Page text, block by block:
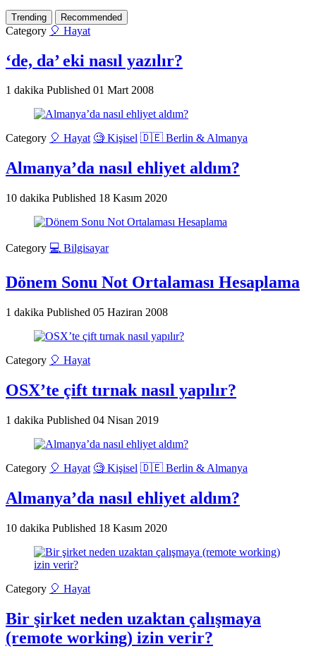
Trending Recommended
Category 🎈 Hayat
‘de, da’ eki nasıl yazılır?
1 dakika Published 01 Mart 2008
Category 🎈 Hayat 🧐 Kişisel 🇩🇪 Berlin & Almanya
Almanya’da nasıl ehliyet aldım?
10 dakika Published 18 Kasım 2020
Category 💻 Bilgisayar
Dönem Sonu Not Ortalaması Hesaplama
1 dakika Published 05 Haziran 2008
Category 🎈 Hayat
OSX’te çift tırnak nasıl yapılır?
1 dakika Published 04 Nisan 2019
Category 🎈 Hayat 🧐 Kişisel 🇩🇪 Berlin & Almanya
Almanya’da nasıl ehliyet aldım?
10 dakika Published 18 Kasım 2020
Category 🎈 Hayat
Bir şirket neden uzaktan çalışmaya
(remote working) izin verir?